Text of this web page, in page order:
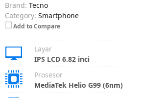
Brand: Tecno
Category: Smartphone
Add to Compare
Layar
IPS LCD 6.82 inci
Prosesor
MediaTek Helio G99 (6nm)